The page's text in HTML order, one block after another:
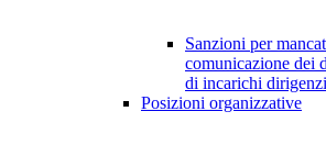
Sanzioni per
comunicazione dei
di incarichi
Posizioni organizzative